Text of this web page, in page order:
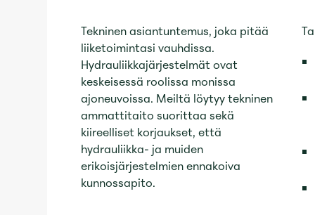
Tekninen asiantuntemus, joka pitää
liiketoimintasi vauhdissa.
Hydrauliikkajärjestelmät ovat
keskeisessä roolissa monissa
ajoneuvoissa. Meiltä löytyy tekninen
ammattitaito suorittaa sekä
kiireelliset korjaukset, että
hydrauliikka- ja muiden
erikoisjärjestelmien ennakoiva
kunnossapito.